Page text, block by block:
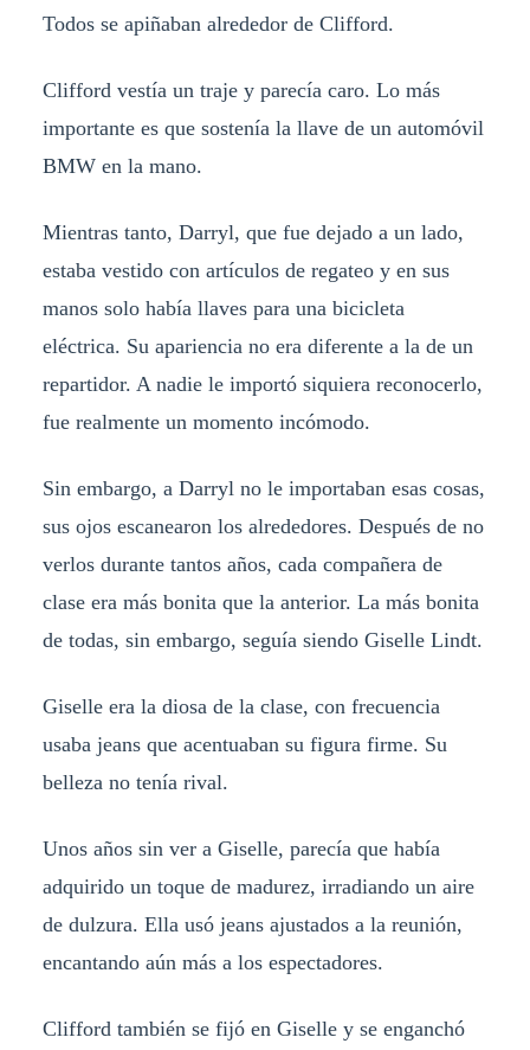
Todos se apiñaban alrededor de Clifford.
Clifford vestía un traje y parecía caro. Lo más
importante es que sostenía la llave de un automóvil
BMW en la mano.
Mientras tanto, Darryl, que fue dejado a un lado,
estaba vestido con artículos de regateo y en sus
manos solo había llaves para una bicicleta
eléctrica. Su apariencia no era diferente a la de un
repartidor. A nadie le importó siquiera reconocerlo,
fue realmente un momento incómodo.
Sin embargo, a Darryl no le importaban esas cosas,
sus ojos escanearon los alrededores. Después de no
verlos durante tantos años, cada compañera de
clase era más bonita que la anterior. La más bonita
de todas, sin embargo, seguía siendo Giselle Lindt.
Giselle era la diosa de la clase, con frecuencia
usaba jeans que acentuaban su figura firme. Su
belleza no tenía rival.
Unos años sin ver a Giselle, parecía que había
adquirido un toque de madurez, irradiando un aire
de dulzura. Ella usó jeans ajustados a la reunión,
encantando aún más a los espectadores.
Clifford también se fijó en Giselle y se enganchó